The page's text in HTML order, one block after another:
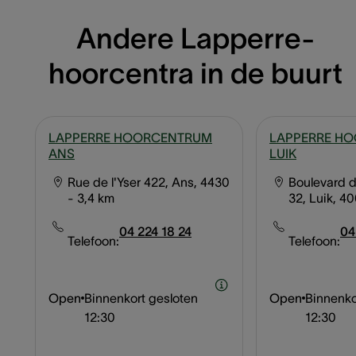
Andere Lapperre-
hoorcentra in de buurt
LAPPERRE HOORCENTRUM
ANS
Rue de l'Yser 422, Ans, 4430
- 3,4 km
Telefoon:
04 224 18 24
Open Binnenkort gesloten
12:30
LAPPERRE
LUIK
Boulevard
32, Luik,
Telefoon:
Open
12:30